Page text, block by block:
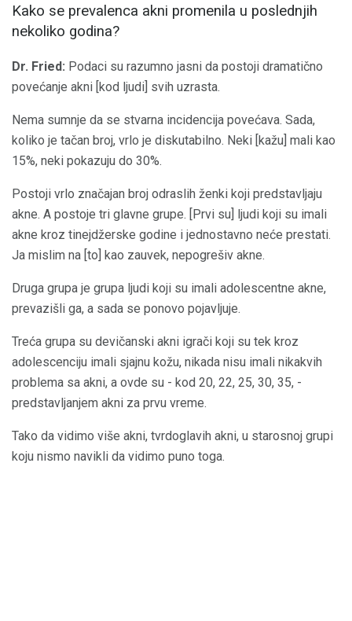
Kako se prevalenca akni promenila u poslednjih
nekoliko godina?
Dr. Fried: Podaci su razumno jasni da postoji dramatično
povećanje akni [kod ljudi] svih uzrasta.
Nema sumnje da se stvarna incidencija povećava. Sada,
koliko je tačan broj, vrlo je diskutabilno. Neki [kažu] mali kao
15%, neki pokazuju do 30%.
Postoji vrlo značajan broj odraslih ženki koji predstavljaju
akne. A postoje tri glavne grupe. [Prvi su] ljudi koji su imali
akne kroz tinejdžerske godine i jednostavno neće prestati.
Ja mislim na [to] kao zauvek, nepogrešiv akne.
Druga grupa je grupa ljudi koji su imali adolescentne akne,
prevazišli ga, a sada se ponovo pojavljuje.
Treća grupa su devičanski akni igrači koji su tek kroz
adolescenciju imali sjajnu kožu, nikada nisu imali nikakvih
problema sa akni, a ovde su - kod 20, 22, 25, 30, 35, -
predstavljanjem akni za prvu vreme.
Tako da vidimo više akni, tvrdoglavih akni, u starosnoj grupi
koju nismo navikli da vidimo puno toga.